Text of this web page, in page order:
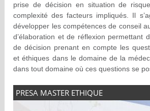
prise de décision en situation de
complexité des facteurs impliqués. Il
développer les compétences de conseil
d’élaboration et de réflexion permettant
de décision prenant en compte les
et éthiques dans le domaine de la
dans tout domaine où ces questions se